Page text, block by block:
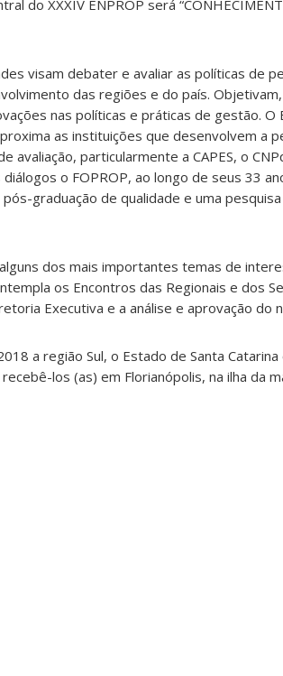
do XXXIV ENPROP será
visam debater e avaliar as políticas de
das regiões e do país.
nas políticas e práticas de gestão. O
as instituições que desenvolvem a
avaliação, particularmente a CAPES, o
o FOPROP, ao longo de seus 33
graduação de qualidade e uma
dos mais importantes temas de
os Encontros das Regionais e dos
Executiva e a análise e aprovação do
a região Sul, o Estado de Santa
los (as) em Florianópolis, na ilha da